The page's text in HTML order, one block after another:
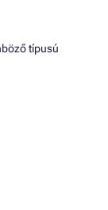
típusú